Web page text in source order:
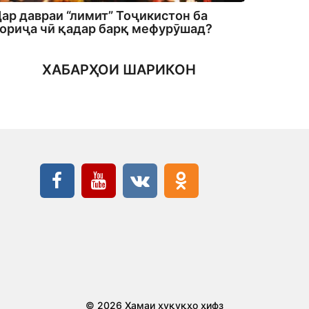
давраи “лимит” Тоҷикистон ба
чӣ қадар барқ мефурӯшад?
ХАБАРҲОИ ШАРИКОН
© 2026 Ҳамаи ҳуқуқҳо ҳифз